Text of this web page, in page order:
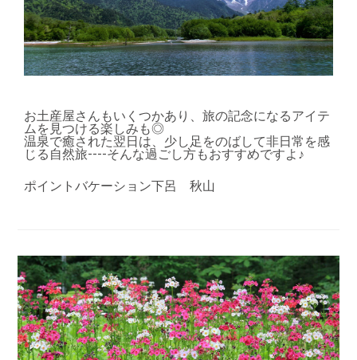
お土産屋さんもいくつかあり、旅の記念になるアイテ
ムを見つける楽しみも◎
温泉で癒された翌日は、少し足をのばして非日常を感
じる自然旅----そんな過ごし方もおすすめですよ♪
ポイントバケーション下呂 秋山